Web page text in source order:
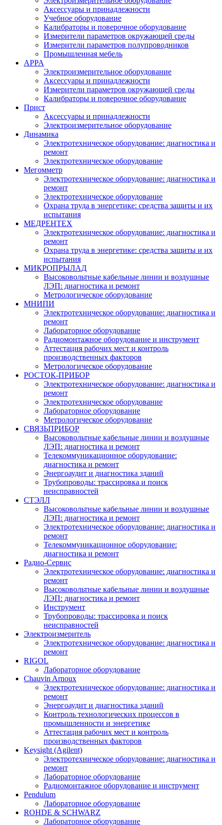
Аксессуары и принадлежности
Учебное оборудование
Калибраторы и поверочное оборудование
Измерители параметров окружающей среды
Измерители параметров полупроводников
Промышленная мебель
APPA
Электроизмерительное оборудование
Аксессуары и принадлежности
Измерители параметров окружающей среды
Калибраторы и поверочное оборудование
Прист
Аксессуары и принадлежности
Электроизмерительное оборудование
Динамика
Электротехническое оборудование: диагностика и
ремонт
Электротехническое оборудование
Мегомметр
Электротехническое оборудование: диагностика и
ремонт
Электротехническое оборудование
Охрана труда в энергетике: средства защиты и их
испытания
МЕДРЕНТЕХ
Электротехническое оборудование: диагностика и
ремонт
Охрана труда в энергетике: средства защиты и их
испытания
МИКРОПРЫЛАД
Высоковольтные кабельные линии и воздушные
ЛЭП: диагностика и ремонт
Метрологическое оборудование
МНИПИ
Электротехническое оборудование: диагностика и
ремонт
Лабораторное оборудование
Радиомонтажное оборудование и инструмент
Аттестация рабочих мест и контроль
производственных факторов
Метрологическое оборудование
РОСТОК-ПРИБОР
Электротехническое оборудование: диагностика и
ремонт
Электротехническое оборудование
Лабораторное оборудование
Метрологическое оборудование
СВЯЗЬПРИБОР
Высоковольтные кабельные линии и воздушные
ЛЭП: диагностика и ремонт
Телекоммуникационное оборудование:
диагностика и ремонт
Энергоаудит и диагностика зданий
Трубопроводы: трассировка и поиск
неисправностей
СТЭЛЛ
Высоковольтные кабельные линии и воздушные
ЛЭП: диагностика и ремонт
Электротехническое оборудование: диагностика и
ремонт
Телекоммуникационное оборудование:
диагностика и ремонт
Радио-Cервис
Электротехническое оборудование: диагностика и
ремонт
Высоковольтные кабельные линии и воздушные
ЛЭП: диагностика и ремонт
Инструмент
Трубопроводы: трассировка и поиск
неисправностей
Электроизмеритель
Электротехническое оборудование: диагностика и
ремонт
RIGOL
Лабораторное оборудование
Chauvin Arnoux
Электротехническое оборудование: диагностика и
ремонт
Энергоаудит и диагностика зданий
Контроль технологических процессов в
промышленности и энергетике
Аттестация рабочих мест и контроль
производственных факторов
Keysight (Agilent)
Электротехническое оборудование: диагностика и
ремонт
Лабораторное оборудование
Радиомонтажное оборудование и инструмент
Pendulum
Лабораторное оборудование
ROHDE & SCHWARZ
Лабораторное оборудование